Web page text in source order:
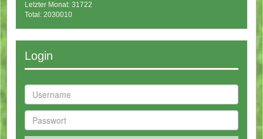
Letzter Monat: 31722
Total: 2030010
Login